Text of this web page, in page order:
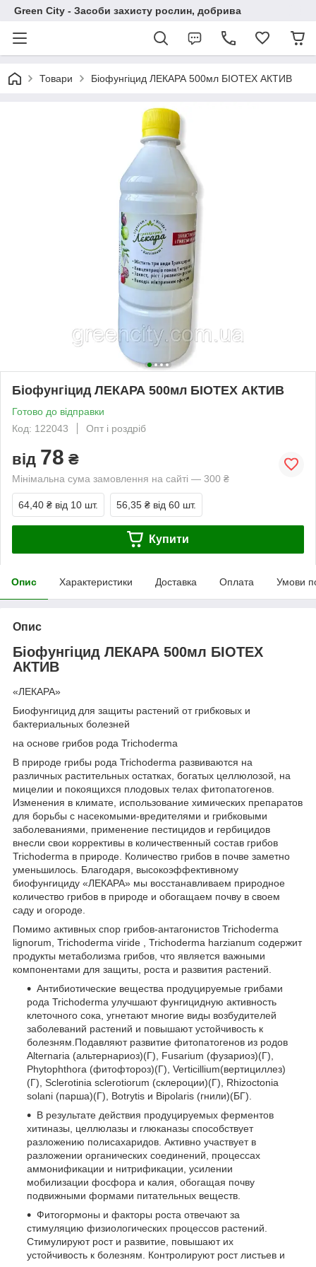
Green City - Засоби захисту рослин, добрива
Товари Біофунгіцид ЛЕКАРА 500мл БІОТЕХ АКТИВ
Біофунгіцид ЛЕКАРА 500мл БІОТЕХ АКТИВ
Готово до відправки
Код: 122043
Опт і роздріб
від 78 ₴
Мінімальна сума замовлення на сайті — 300 ₴
64,40 ₴ від 10 шт. 56,35 ₴ від 60 шт.
Купити
Опис Характеристики Доставка Оплата Умови
Опис
Біофунгіцид ЛЕКАРА 500мл БІОТЕХ
АКТИВ
«ЛЕКАРА»
Биофунгицид для защиты растений от грибковых и
бактериальных болезней
на основе грибов рода Trichoderma
В природе грибы рода Trichoderma развиваются на
различных растительных остатках, богатых целлюлозой, на
мицелии и покоящихся плодовых телах фитопатогенов.
Изменения в климате, использование химических препаратов
для борьбы с насекомыми-вредителями и грибковыми
заболеваниями, применение пестицидов и гербицидов
внесли свои коррективы в количественный состав грибов
Trichoderma в природе. Количество грибов в почве заметно
уменьшилось. Благодаря, высокоэффективному
биофунгициду «ЛЕКАРА» мы восстанавливаем природное
количество грибов в природе и обогащаем почву в своем
саду и огороде.
Помимо активных спор грибов-антагонистов Trichoderma
lignorum, Trichoderma viride , Trichoderma harzianum содержит
продукты метаболизма грибов, что является важными
компонентами для защиты, роста и развития растений.
Антибиотические вещества продуцируемые грибами
рода Trichoderma улучшают фунгицидную активность
клеточного сока, угнетают многие виды возбудителей
заболеваний растений и повышают устойчивость к
болезням.Подавляют развитие фитопатогенов из родов
Alternaria (альтернариоз)(Г), Fusarium (фузариоз)(Г),
Phytophthora (фитофтороз)(Г), Verticillium(вертициллез)
(Г), Sclerotinia sclerotiorum (склероции)(Г), Rhizoctonia
solani (парша)(Г), Botrytis и Bipolaris (гнили)(БГ).
В результате действия продуцируемых ферментов
хитиназы, целлюлазы и глюканазы способствует
разложению полисахаридов. Активно участвует в
разложении органических соединений, процессах
аммонификации и нитрификации, усилении
мобилизации фосфора и калия, обогащая почву
подвижными формами питательных веществ.
Фитогормоны и факторы роста отвечают за
стимуляцию физиологических процессов растений.
Стимулируют рост и развитие, повышают их
устойчивость к болезням. Контролируют рост листьев и